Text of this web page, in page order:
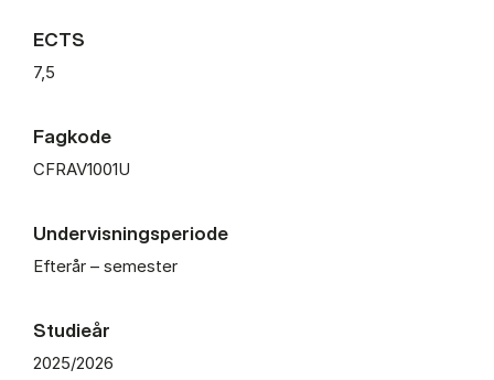
ECTS
7,5
Fagkode
CFRAV1001U
Undervisningsperiode
Efterår – semester
Studieår
2025/2026